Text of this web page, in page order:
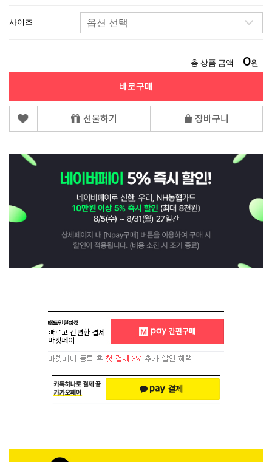
사이즈
총 상품 금액 0원
바로구매
선물하기 장바구니